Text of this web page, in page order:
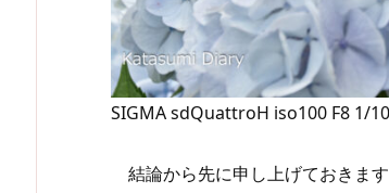
SIGMA sdQuattroH iso100 F8 1/
結論から先に申し上げておきま